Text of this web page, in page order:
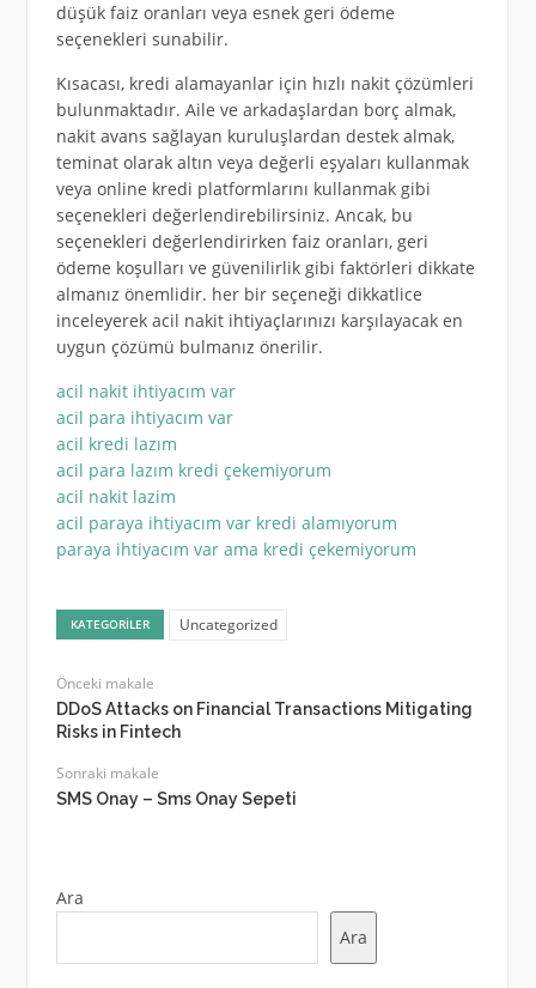
düşük faiz oranları veya esnek geri ödeme
seçenekleri sunabilir.
Kısacası, kredi alamayanlar için hızlı nakit çözümleri
bulunmaktadır. Aile ve arkadaşlardan borç almak,
nakit avans sağlayan kuruluşlardan destek almak,
teminat olarak altın veya değerli eşyaları kullanmak
veya online kredi platformlarını kullanmak gibi
seçenekleri değerlendirebilirsiniz. Ancak, bu
seçenekleri değerlendirirken faiz oranları, geri
ödeme koşulları ve güvenilirlik gibi faktörleri dikkate
almanız önemlidir. her bir seçeneği dikkatlice
inceleyerek acil nakit ihtiyaçlarınızı karşılayacak en
uygun çözümü bulmanız önerilir.
acil nakit ihtiyacım var
acil para ihtiyacım var
acil kredi lazım
acil para lazım kredi çekemiyorum
acil nakit lazim
acil paraya ihtiyacım var kredi alamıyorum
paraya ihtiyacım var ama kredi çekemiyorum
KATEGORILER Uncategorized
Önceki makale
DDoS Attacks on Financial Transactions Mitigating
Risks in Fintech
Sonraki makale
SMS Onay – Sms Onay Sepeti
Ara
Ara